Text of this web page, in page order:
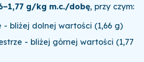
g/kg m.c./dobę, przy czym:
- bliżej dolnej wartości (1,66 g)
- bliżej górnej wartości (1,77